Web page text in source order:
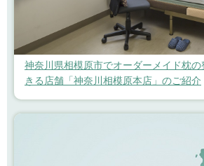
神奈川県相模原市でオーダーメイド枕
きる店舗「神奈川相模原本店」のご紹介